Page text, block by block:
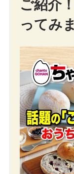
ご紹介
ってみ